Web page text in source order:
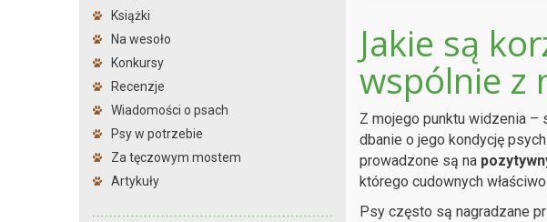
Książki
Na wesoło
Konkursy
Recenzje
Wiadomości o psach
Psy w potrzebie
Za tęczowym mostem
Artykuły
Jakie są
wspólnie z
Z mojego punktu widzenia
dbanie o jego kondycję
prowadzone są na
którego cudownych
Psy często są nagradzane